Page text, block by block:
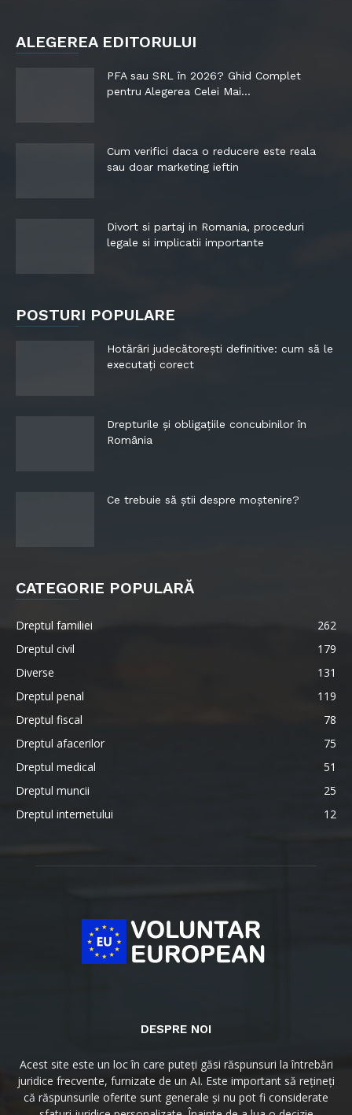
ALEGEREA EDITORULUI
PFA sau SRL în 2026? Ghid Complet
pentru Alegerea Celei Mai...
Cum verifici daca o reducere este reala
sau doar marketing ieftin
Divort si partaj in Romania, proceduri
legale si implicatii importante
POSTURI POPULARE
Hotărâri judecătorești definitive: cum să le
executați corect
Drepturile și obligațiile concubinilor în
România
Ce trebuie să știi despre moștenire?
CATEGORIE POPULARĂ
Dreptul familiei
262
Dreptul civil
179
Diverse
131
Dreptul penal
119
Dreptul fiscal
78
Dreptul afacerilor
75
Dreptul medical
51
Dreptul muncii
25
Dreptul internetului
12
DESPRE NOI
Acest site este un loc în care puteți găsi răspunsuri la întrebări
juridice frecvente, furnizate de un AI. Este important să rețineți
că răspunsurile oferite sunt generale și nu pot fi considerate